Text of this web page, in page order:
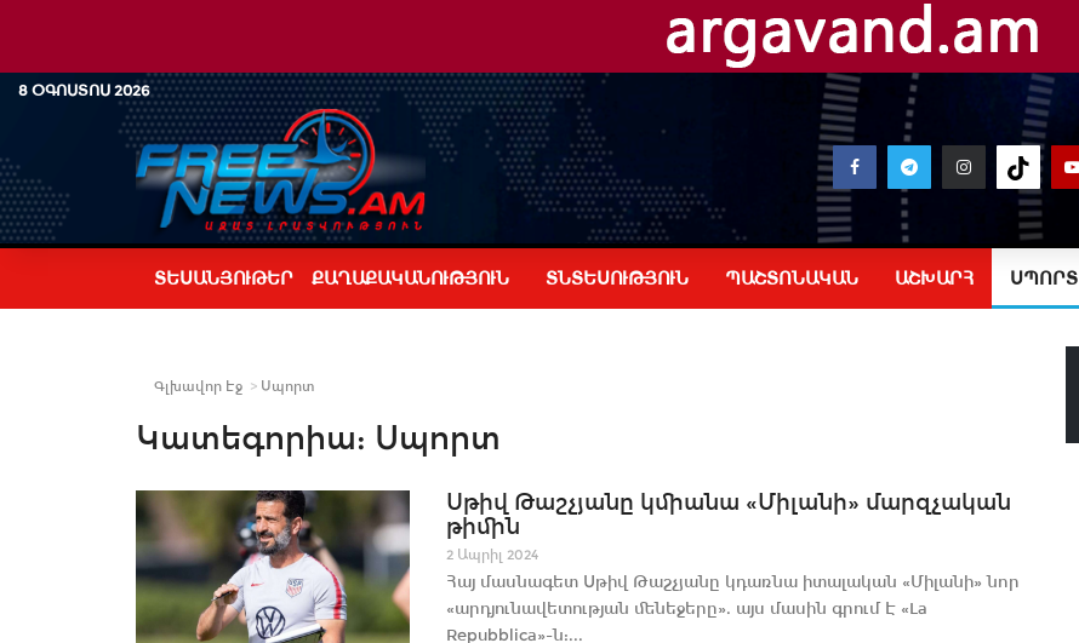
8 ՕԳՈՍՏՈՍ 2026
ՏԵՍԱՆՅՈՒԹԵՐ ՔԱՂԱՔԱԿԱՆՈՒԹՅՈՒՆ ՏՆՏԵՍՈՒԹՅՈՒՆ ՊԱՇՏՈՆԱԿԱՆ ԱՇԽԱՐՀ ՍՊՈՐՏ
Գլխավոր Էջ Սպորտ
Կատեգորիա: Սպորտ
Սթիվ Թաշչյանը կմիանա «Միլանի» մարզչական
թիմին
2 Ապրիլ 2024
Հայ մասնագետ Սթիվ Թաշչյանը կդառնա իտալական «Միլանի» նոր
«արդյունավետության մենեջերը». այս մասին գրում Է «La
Repubblica»-ն:...